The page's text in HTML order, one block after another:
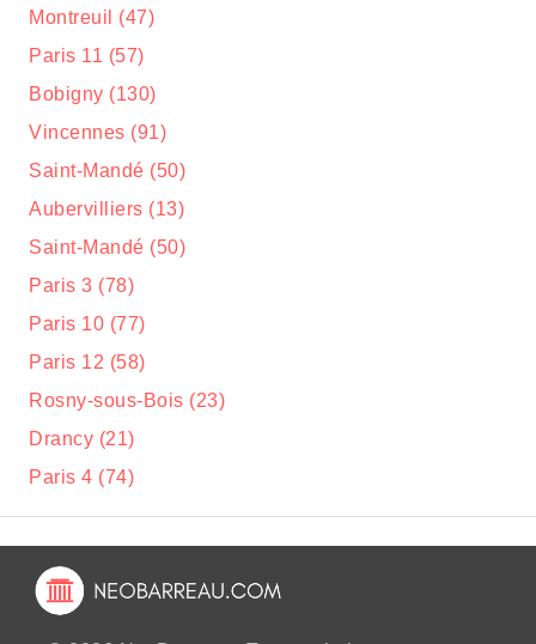
Montreuil (47)
Paris 11 (57)
Bobigny (130)
Vincennes (91)
Saint-Mandé (50)
Aubervilliers (13)
Saint-Mandé (50)
Paris 3 (78)
Paris 10 (77)
Paris 12 (58)
Rosny-sous-Bois (23)
Drancy (21)
Paris 4 (74)